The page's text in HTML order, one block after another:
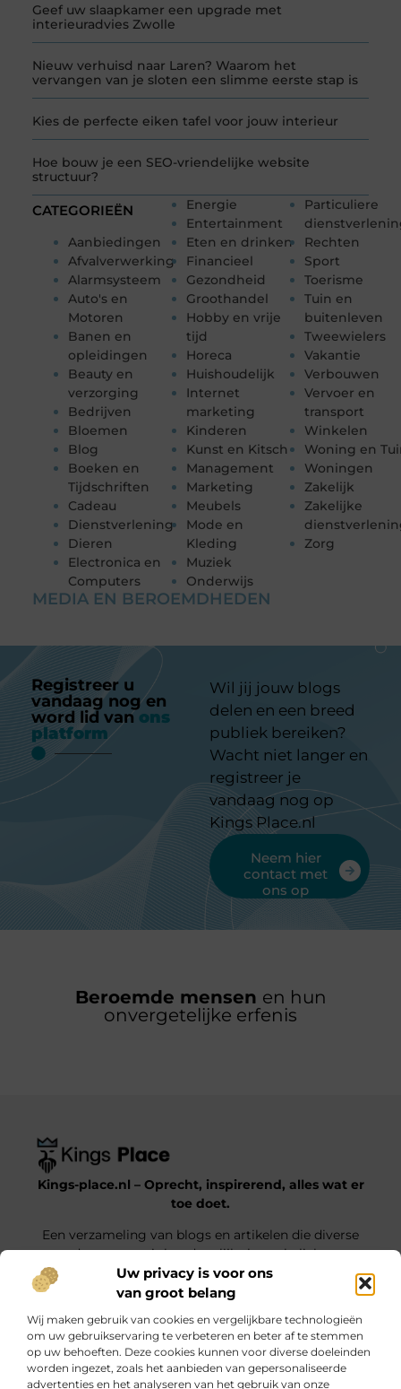
Uw privacy is voor ons
van groot belang
Wij maken gebruik van cookies en vergelijkbare technologieën
om uw gebruikservaring te verbeteren en beter af te stemmen
op uw behoeften. Deze cookies kunnen voor diverse doeleinden
worden ingezet, zoals het aanbieden van gepersonaliseerde
advertenties en het analyseren van het gebruik van onze
Geef uw slaapkamer een upgrade met
interieuradvies Zwolle
Nieuw verhuisd naar Laren? Waarom het
vervangen van je sloten een slimme eerste stap is
Kies de perfecte eiken tafel voor jouw interieur
Hoe bouw je een SEO-vriendelijke website
structuur?
CATEGORIEËN
Aanbiedingen
Afvalverwerking
Alarmsysteem
Auto's en
Motoren
Banen en
opleidingen
Beauty en
verzorging
Bedrijven
Bloemen
Blog
Boeken en
Tijdschriften
Cadeau
Dienstverlening
Dieren
Electronica en
Computers
Energie
Entertainment
Eten en drinken
Financieel
Gezondheid
Groothandel
Hobby en vrije
tijd
Horeca
Huishoudelijk
Internet
marketing
Kinderen
Kunst en Kitsch
Management
Marketing
Meubels
Mode en
Kleding
Muziek
Onderwijs
Particuliere
Rechten
Sport
Toerisme
Tuin en
buitenleven
Tweewielers
Vakantie
Verbouwen
Vervoer en
transport
Winkelen
Woning en
Woningen
Zakelijk
Zakelijke
Zorg
MEDIA EN BEROEMDHEDEN
Registreer u
vandaag nog en
word lid van ons
platform
Wil jij jouw blogs
delen en een breed
publiek bereiken?
Wacht niet langer en
registreer je
vandaag nog op
Kings Place.nl
Neem hier
contact met
ons op
Beroemde mensen en hun
onvergetelijke erfenis
Kings-place.nl – Oprecht, inspirerend, alles wat er
toe doet.
Een verzameling van blogs en artikelen die diverse
onderwerpen uit het dagelijks leven belichten.
Onze informatie
Bericht categorie